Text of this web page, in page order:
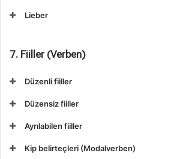
Lieber
7. Fiiller (Verben)
Düzenli fiiller
Düzensiz fiiller
Ayrılabilen fiiller
Kip belirteçleri (Modalverben)